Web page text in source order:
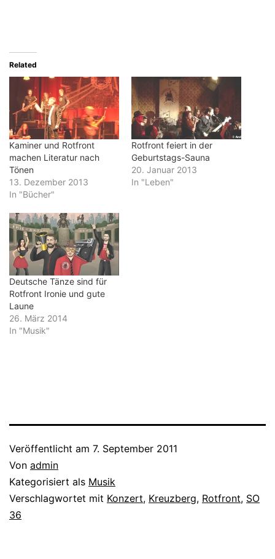
Related
Kaminer und Rotfront
machen Literatur nach
Tönen
13. Dezember 2013
In "Bücher"
Rotfront feiert in der
Geburtstags-Sauna
20. Januar 2013
In "Leben"
Deutsche Tänze sind für
Rotfront Ironie und gute
Laune
26. März 2014
In "Musik"
Veröffentlicht am 7. September 2011
Von admin
Kategorisiert als Musik
Verschlagwortet mit Konzert, Kreuzberg, Rotfront, SO
36